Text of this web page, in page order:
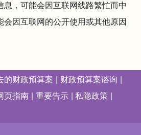
息，可能会因互联网线路繁忙而中
会因互联网的公开使用或其他原因
的财政预算案
财政预算案谘询
页指南 重要告示
私隐政策